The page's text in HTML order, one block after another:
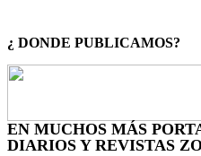
¿ DONDE PUBLICAMOS?
EN MUCHOS MÁS
DIARIOS Y REVISTAS